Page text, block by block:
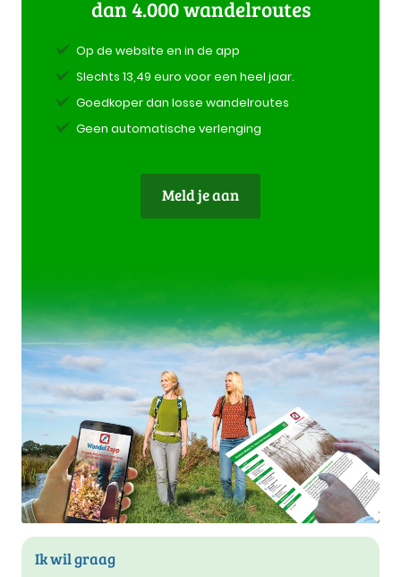
dan 4.000 wandelroutes
Op de website en in de app
Slechts 13,49 euro voor een heel jaar.
Goedkoper dan losse wandelroutes
Geen automatische verlenging
Meld je aan
Ik wil graag